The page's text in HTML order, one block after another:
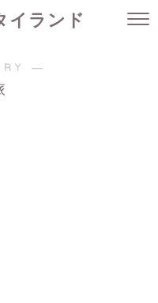
イランド
―